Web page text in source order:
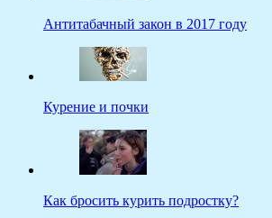
Антитабачный закон в 2017 году
Курение и почки
Как бросить курить подростку?